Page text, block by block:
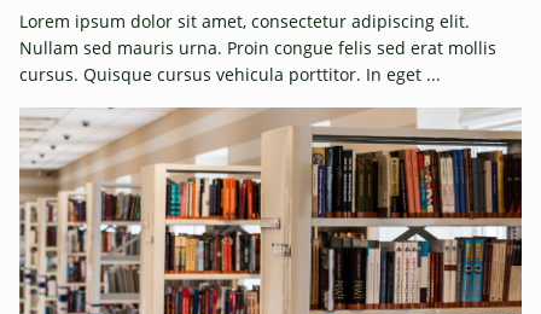
Lorem ipsum dolor sit amet, consectetur adipiscing elit.
Nullam sed mauris urna. Proin congue felis sed erat mollis
cursus. Quisque cursus vehicula porttitor. In eget ...